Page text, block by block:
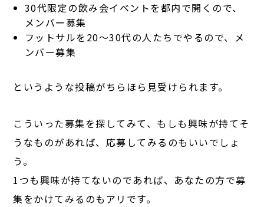
30代限定の飲み会イベントを都内で開くので、
メンバー募集
フットサルを20〜30代の人たちでやるので、メ
ンバー募集
というような投稿がちらほら見受けられます。
こういった募集を探してみて、もしも興味が持てそ
うなものがあれば、応募してみるのもいいでしょ
う。
1つも興味が持てないのであれば、あなたの方で募
集をかけてみるのもアリです。